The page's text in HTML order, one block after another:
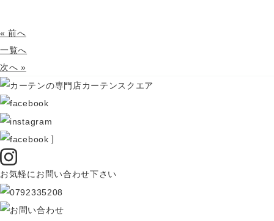
« 前へ
一覧へ
次へ »
]
お気軽にお問い合わせ下さい